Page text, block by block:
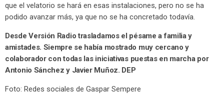
que el velatorio se hará en esas instalaciones, pero no se ha
podido avanzar más, ya que no se ha concretado todavía.
Desde Versión Radio trasladamos el pésame a familia y
amistades. Siempre se había mostrado muy cercano y
colaborador con todas las iniciativas puestas en marcha por
Antonio Sánchez y Javier Muñoz. DEP
Foto: Redes sociales de Gaspar Sempere